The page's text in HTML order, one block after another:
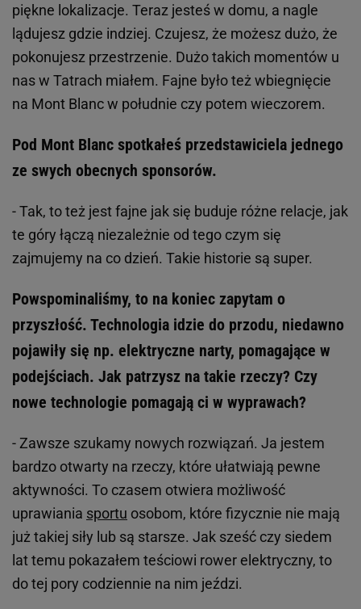
piękne lokalizacje. Teraz jesteś w domu, a nagle
lądujesz gdzie indziej. Czujesz, że możesz dużo, że
pokonujesz przestrzenie. Dużo takich momentów u
nas w Tatrach miałem. Fajne było też wbiegnięcie
na Mont Blanc w południe czy potem wieczorem.
Pod Mont Blanc spotkałeś przedstawiciela jednego
ze swych obecnych sponsorów.
- Tak, to też jest fajne jak się buduje różne relacje, jak
te góry łączą niezależnie od tego czym się
zajmujemy na co dzień. Takie historie są super.
Powspominaliśmy, to na koniec zapytam o
przyszłość. Technologia idzie do przodu, niedawno
pojawiły się np. elektryczne narty, pomagające w
podejściach. Jak patrzysz na takie rzeczy? Czy
nowe technologie pomagają ci w wyprawach?
- Zawsze szukamy nowych rozwiązań. Ja jestem
bardzo otwarty na rzeczy, które ułatwiają pewne
aktywności. To czasem otwiera możliwość
uprawiania sportu osobom, które fizycznie nie mają
już takiej siły lub są starsze. Jak sześć czy siedem
lat temu pokazałem teściowi rower elektryczny, to
do tej pory codziennie na nim jeździ.